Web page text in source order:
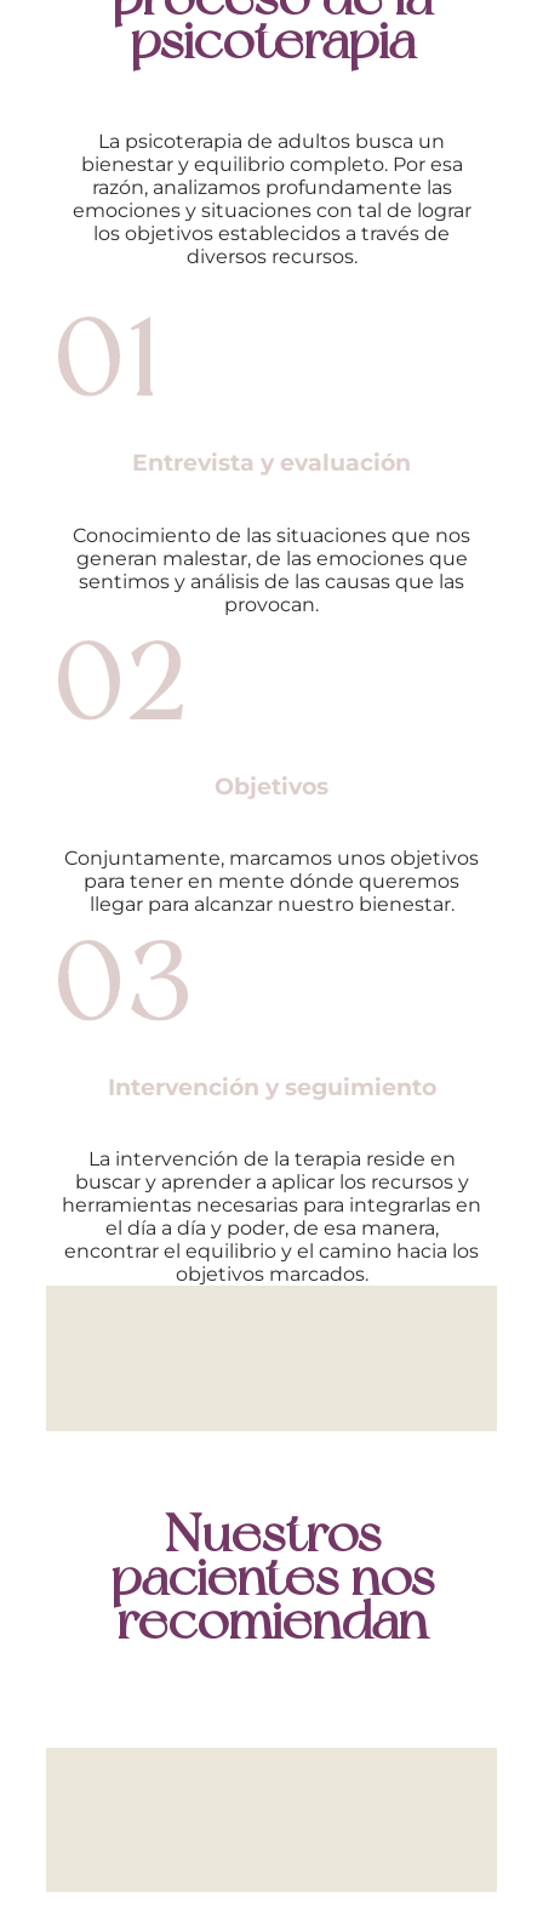
psicoterapia
La psicoterapia de adultos busca un
bienestar y equilibrio completo. Por esa
razón, analizamos profundamente las
emociones y situaciones con tal de lograr
los objetivos establecidos a través de
diversos recursos.
Entrevista y evaluación
Conocimiento de las situaciones que nos
generan malestar, de las emociones que
sentimos y análisis de las causas que las
provocan.
Objetivos
Conjuntamente, marcamos unos objetivos
para tener en mente dónde queremos
llegar para alcanzar nuestro bienestar.
Intervención y seguimiento
La intervención de la terapia reside en
buscar y aprender a aplicar los recursos y
herramientas necesarias para integrarlas en
el día a día y poder, de esa manera,
encontrar el equilibrio y el camino hacia los
objetivos marcados.
Nuestros
pacientes nos
recomiendan